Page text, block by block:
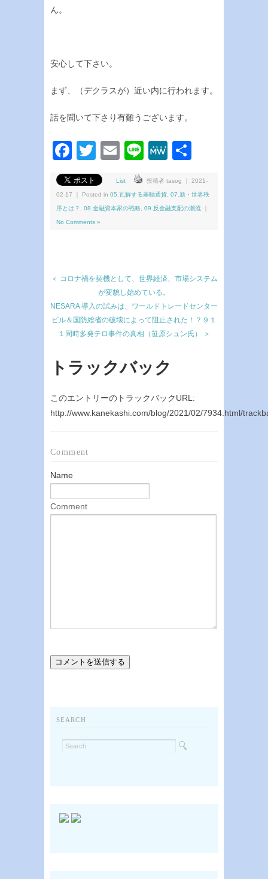
ん。
安心して下さい。
まず、（デクラスが）近い内に行われます。
話を聞いて下さり有難うございます。
Facebook
Twitter
Email
LineMeWe
List 投稿者 tasog ｜ 2021-
02-17 ｜ Posted in 05.瓦解する基軸通貨 07.新・世界秩
序とは？ 08.金融資本家の戦略 09.反金融支配の潮流
No Comments »
＜ コロナ禍を契機として、世界経済、市場システム
が変貌し始めている。
NESARA 導入の試みは、ワールドトレードセンター
ビル＆国防総省の破壊によって阻止された！？９１
１同時多発テロ事件の真相（笹原シュン氏） ＞
トラックバック
このエントリーのトラックバックURL:
http://www.kanekashi.com/blog/2021/02/7934.html/
Comment
Name
Comment
SEARCH